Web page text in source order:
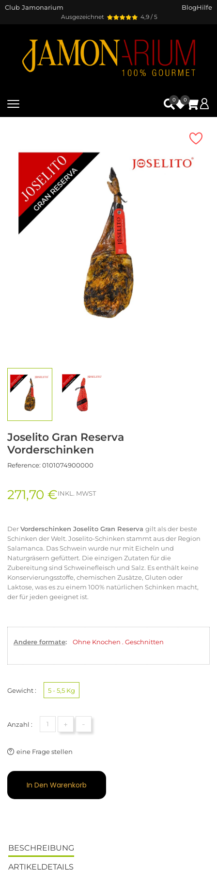
Ausgezeichnet 4,9 / 5
Club Jamonarium BlogHilfe
0 0
Joselito Gran Reserva
Vorderschinken
Reference: 0101074900000
271,70 €INKL. MWST
DerVorderschinken Joselito Gran Reserva gilt als der beste
Schinken der Welt. Joselito-Schinken stammt aus der Region
Salamanca. Das Schwein wurde nur mit Eicheln und
Naturgräsern gefüttert. Die einzigen Zutaten für die
Zubereitung sind Schweinefleisch und Salz. Es enthält keine
Konservierungsstoffe, chemischen Zusätze, Gluten oder
Laktose, was es zu einem 100% natürlichen Schinken macht,
der für jeden geeignet ist.
Andere formate: Ohne Knochen . Geschnitten
Gewicht : 5 - 5,5 Kg
Anzahl : + -
eine Frage stellen
In Den Warenkorb
BESCHREIBUNG
ARTIKELDETAILS